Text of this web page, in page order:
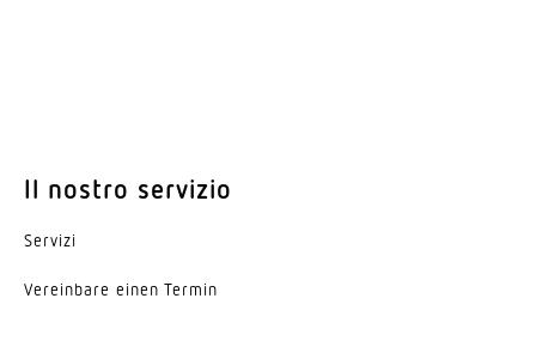
Il nostro servizio
Servizi
Vereinbare einen Termin